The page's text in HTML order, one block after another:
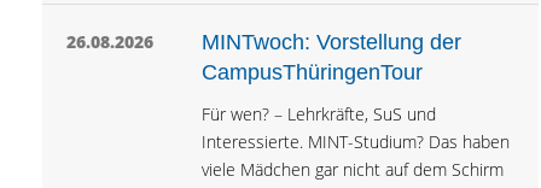
26.08.2026
MINTwoch: Vorstellung der
CampusThüringenTour
Für wen? – Lehrkräfte, SuS und
Interessierte. MINT-Studium? Das haben
viele Mädchen gar nicht auf dem Schirm